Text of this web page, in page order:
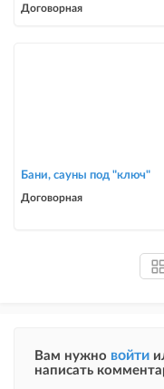
Договорная
Бани, сауны под "ключ"
Договорная
Вам нужно войти
написать